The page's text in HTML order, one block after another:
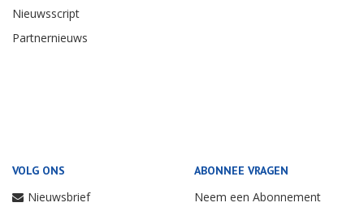
Nieuwsscript
Partnernieuws
VOLG ONS
Nieuwsbrief
ABONNEE VRAGEN
Neem een Abonnement